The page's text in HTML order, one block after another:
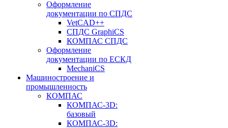
Оформление
документации по СПДС
VetCAD++
СПДС GraphiCS
КОМПАС СПДС
Оформление
документации по ЕСКД
MechaniCS
Машиностроение и
промышленность
КОМПАС
КОМПАС-3D:
базовый
КОМПАС-3D: